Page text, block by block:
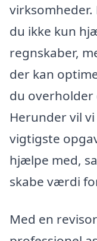
du ikke kun
regnskaber,
der kan
du
Herunder vil
vigtigste
hjælpe med,
skabe værdi
Med en